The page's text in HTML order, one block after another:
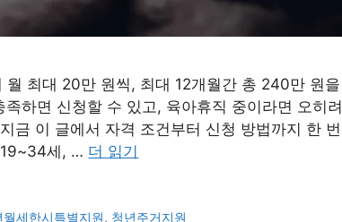
최대 20만 원씩, 최대 12개월간 총 240만 원을
하면 신청할 수 있고, 육아휴직 중이라면 오히려
금 이 글에서 자격 조건부터 신청 방법까지 한 번
19~34세, … 더 읽기
월세한시특별지원, 청년주거지원